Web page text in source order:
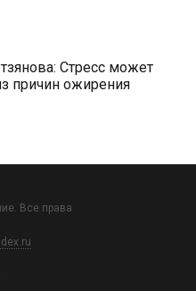
Стресс может
причин ожирения
Все права